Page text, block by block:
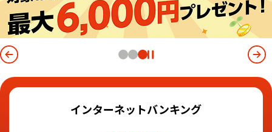
インターネットバンキング